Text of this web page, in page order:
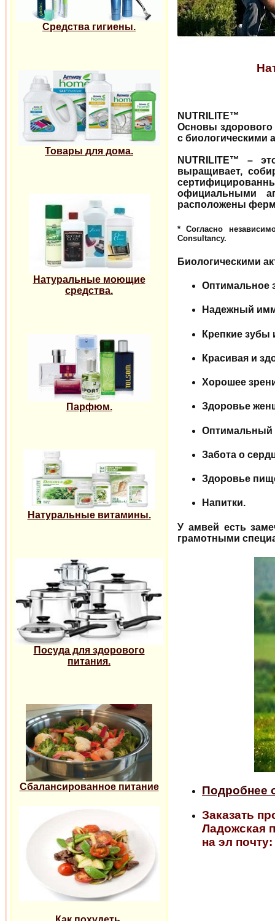
Средства гигиены.
Товары для дома.
Натуральные моющие
средства.
Парфюм.
Натуральные витамины.
Посуда для здорового
питания.
Сбалансированное питание
NUTRILITE™
Основы здорового
с биологическими
NUTRILITE™ –
выращивает,
официальными
расположены
* Согласно
Consultancy.
Биологическими
Оптимальное
Надежный
Крепкие зубы
Красивая и
Хорошее
Здоровье
Оптимальный
Забота о
Здоровье
Напитки.
У амвей есть
грамотными
Подробнее
Заказать
Ладожская
на эл почту: